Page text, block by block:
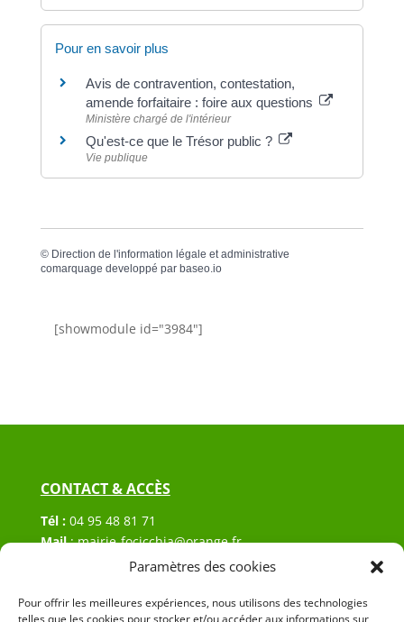
Paramètres des cookies
Pour offrir les meilleures expériences, nous utilisons des technologies
telles que les cookies pour stocker et/ou accéder aux informations sur
Pour en savoir plus
Avis de contravention, contestation,
amende forfaitaire : foire aux questions
Ministère chargé de l'intérieur
Qu'est-ce que le Trésor public ?
Vie publique
© Direction de l'information légale et administrative
comarquage developpé par baseo.io
[showmodule id="3984"]
CONTACT & ACCÈS
Tél : 04 95 48 81 71
Mail:mairie-focicchia@orange.fr
Hôtel de ville de Focicchia
20212 Focicchia